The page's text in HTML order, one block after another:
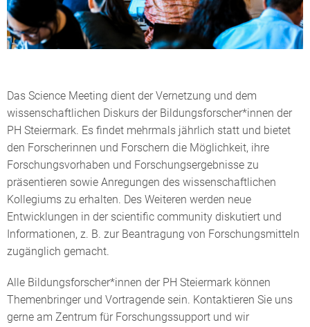
Das Science Meeting dient der Vernetzung und dem
wissenschaftlichen Diskurs der Bildungsforscher*innen der
PH Steiermark. Es findet mehrmals jährlich statt und bietet
den Forscherinnen und Forschern die Möglichkeit, ihre
Forschungsvorhaben und Forschungsergebnisse zu
präsentieren sowie Anregungen des wissenschaftlichen
Kollegiums zu erhalten. Des Weiteren werden neue
Entwicklungen in der scientific community diskutiert und
Informationen, z. B. zur Beantragung von Forschungsmitteln
zugänglich gemacht.
Alle Bildungsforscher*innen der PH Steiermark können
Themenbringer und Vortragende sein. Kontaktieren Sie uns
gerne am Zentrum für Forschungssupport und wir